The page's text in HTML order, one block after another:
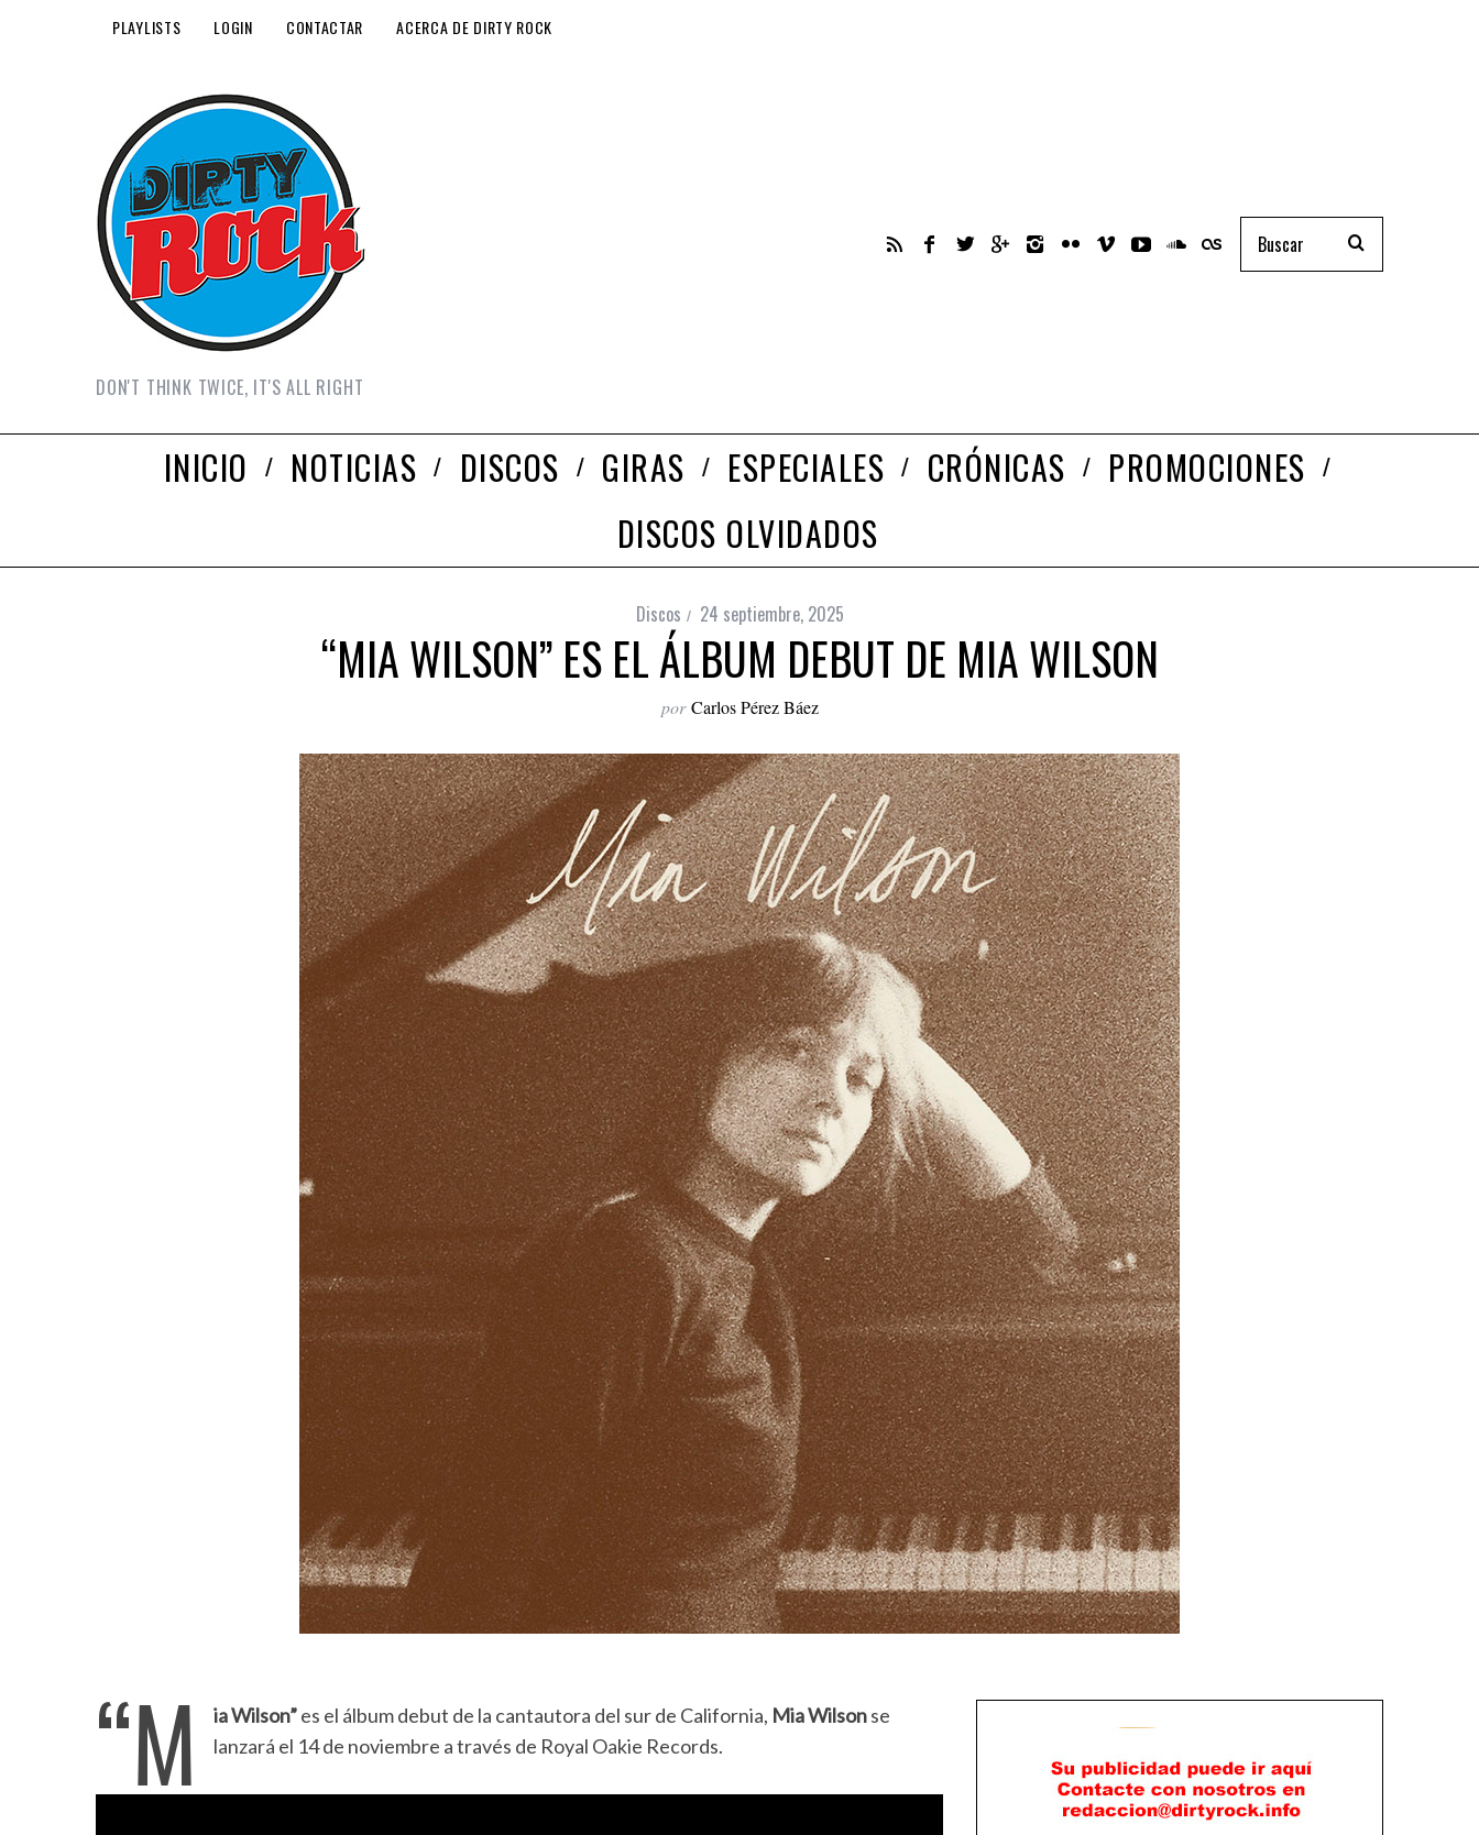
PLAYLISTS LOGIN CONTACTAR ACERCA DE DIRTY ROCK
DON'T THINK TWICE, IT'S ALL RIGHT
INICIO NOTICIAS DISCOS GIRAS ESPECIALES CRÓNICAS
PROMOCIONES
DISCOS OLVIDADOS
Discos 24 septiembre, 2025
“MIA WILSON” ES EL ÁLBUM DEBUT DE MIA WILSON
por Carlos Pérez Báez
“M ia Wilson”es el álbum debut de la cantautora del sur de California, Mia Wilsonse
lanzará el 14 de noviembre a través de Royal Oakie Records.